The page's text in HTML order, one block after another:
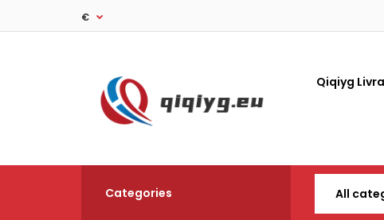
€
Qiqiyg
Categories